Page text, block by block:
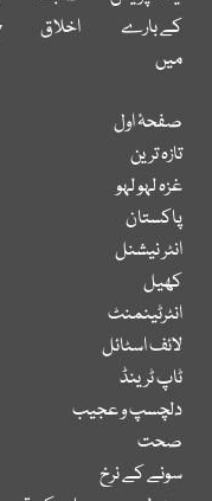
کے بارے
میں
اخلاق
صفحۂ اول
تازہ ترین
غزہ لہو لہو
پاکستان
انٹر نیشنل
کھیل
انٹرٹینمنٹ
لائف اسٹائل
ٹاپ ٹرینڈ
دلچسپ و عجیب
صحت
سونے کے نرخ